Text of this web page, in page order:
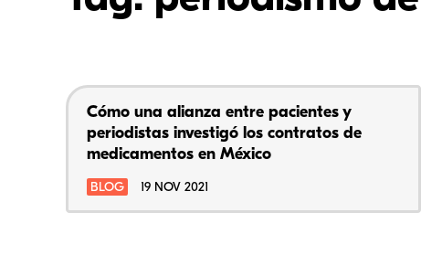
Cómo una alianza entre pacientes y
periodistas investigó los contratos de
medicamentos en México
BLOG 19 NOV 2021